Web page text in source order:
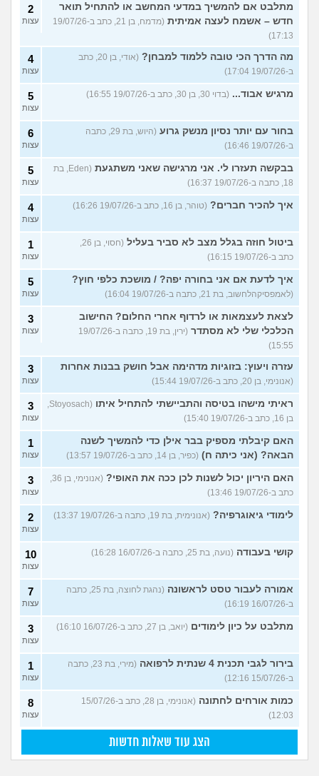
מתלבט אם להמשיך במדעי המחשב או להתחיל תואר
חדש – אשמח לעצה אמיתית
(מדמח, בן 21, כתב ב-19/07/26
17:13)
2
עצות
מה הדרך הכי טובה ללמוד למבחן?
(אודי, בן 20, כתב
ב-19/07/26 17:04)
4
עצות
מרגיש אבוד... (בדוי 30, בן 30, כתב ב-19/07/26 16:55) 5
עצות
בחור עם יותר נסיון מנשק גרוע
(היוש, בת 29, כתבה
ב-19/07/26 16:46)
6
עצות
בבקשה תעזרו לי. אני מרגישה שאני משתגעת
(Eden, בת
18, כתבה ב-19/07/26 16:37)
5
עצות
איך להכיר חברים? (טוהר, בן 16, כתב ב-19/07/26 16:26) 4
עצות
ביטול חוזה בגלל מצב לא סביר בעליל
(חסוי, בן 26,
כתב ב-19/07/26 16:15)
1
עצות
איך לדעת אם אני בחורה יפה? / מושכת כלפי חוץ?
(לאמפסיקהלחשוב, בת 21, כתבה ב-19/07/26 16:04)
5
עצות
לצאת לעצמאות או לרדוף אחרי החלום? החישוב
הכלכלי שלי לא מסתדר
(ירין, בת 19, כתבה ב-19/07/26
15:55)
3
עצות
עזרה ויעוץ: בזוגיות מדהימה אבל חושק בבנות אחרות
(אנונימי, בן 20, כתב ב-19/07/26 15:44)
3
עצות
ראיתי מישהו בטיסה והתביישתי להתחיל איתו
(Stoyosach,
בן 16, כתב ב-19/07/26 15:40)
3
עצות
האם קיבלתי מספיק בבר אילן כדי להמשיך לשנה
הבאה? (אני כיתה ח) (כפיר, בן 14, כתב ב-19/07/26 13:57)
1
עצות
האם היריון יכול לשנות לכן ככה את האופי?
(אנונימי, בן 36,
כתב ב-19/07/26 13:46)
3
עצות
לימודי גיאוגרפיה? (אנונימית, בת 19, כתבה ב-19/07/26 13:37) 2
עצות
קושי בעבודה (נועה, בת 25, כתבה ב-16/07/26 16:28) 10
עצות
אמורה לעבור טסט לראשונה
(נהגת לחוצה, בת 25, כתבה
ב-16/07/26 16:19)
7
עצות
מתלבט על כיון לימודים (יואב, בן 27, כתב ב-16/07/26 16:10) 3
עצות
בירור לגבי תכנית 4 שנתית לרפואה
(מירי, בת 23, כתבה
ב-15/07/26 12:16)
1
עצות
כמות אורחים לחתונה
(אנונימי, בן 28, כתב ב-15/07/26
12:03)
8
עצות
הצג עוד שאלות חדשות